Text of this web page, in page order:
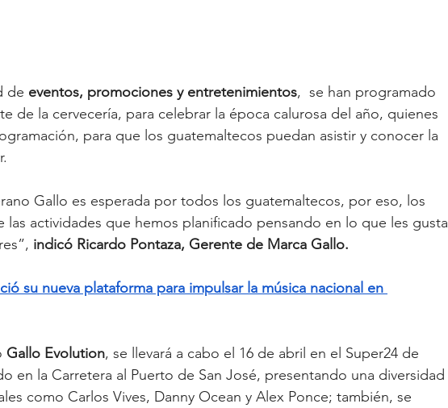
de eventos, promociones y entretenimientos,  se han programado
de la cervecería, para celebrar la época calurosa del año, quienes
para que los guatemaltecos puedan asistir y conocer la
Gallo es esperada por todos los guatemaltecos, por eso, los
las actividades que hemos planificado pensando en lo que les gusta
indicó Ricardo Pontaza, Gerente de Marca Gallo.
su nueva plataforma para impulsar la música nacional en
Gallo Evolution, se llevará a cabo el 16 de abril en el Super24 de
en la Carretera al Puerto de San José, presentando una diversidad
como Carlos Vives, Danny Ocean y Alex Ponce; también, se